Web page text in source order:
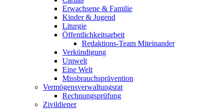
Erwachsene & Familie
Kinder & Jugend
Liturgie
Öffentlichkeitsarbeit
Redaktions-Team Miteinander
Verkündigung
Umwelt
Eine Welt
Missbrauchsprävention
Vermögensverwaltungsrat
Rechnungsprüfung
Zivildiener